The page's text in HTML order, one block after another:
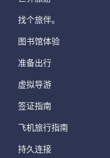
找个旅伴。
图书馆体验
准备出行
虚拟导游
签证指南
飞机旅行指南
持久连接